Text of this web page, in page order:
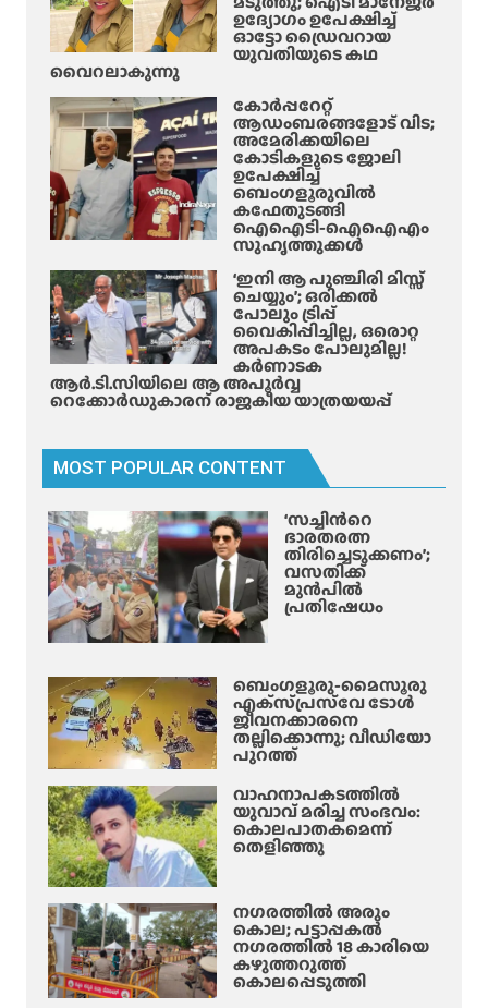
ക
ന
ൽ
ണം
ങ്കി
പി
ടി
ൽ
;
1
4
ദി
വ
ത്തേ
ക്ക്
റി
മാ
ഡ്
ഉദ്യോഗം ഉപേക്ഷിച്ച്
ഓട്ടോ ഡ്രൈവറായ
യുവതിയുടെ കഥ
വൈറലാകുന്നു
കോർപ്പറേറ്റ്
ആഡംബരങ്ങളോട് വിട;
അമേരിക്കയിലെ
കോടികളുടെ ജോലി
ഉപേക്ഷിച്ച്
ബെംഗളൂരുവിൽ
കഫേതുടങ്ങി
ഐഐടി-ഐഐഎം
സുഹൃത്തുക്കൾ
‘ഇനി ആ പുഞ്ചിരി മിസ്സ്
ചെയ്യും’; ഒരിക്കൽ
പോലും ട്രിപ്പ്
വൈകിപ്പിച്ചില്ല, ഒരൊറ്റ
അപകടം പോലുമില്ല!
കർണാടക
ആർ.ടി.സിയിലെ ആ അപൂർവ്വ
റെക്കോർഡുകാരന് രാജകീയ യാത്രയയപ്പ്
MOST POPULAR CONTENT
‘സച്ചിന്‍റെ
ഭാരതരത്ന
തിരിച്ചെടുക്കണം’;
വസതിക്ക്
മുൻപിൽ
പ്രതിഷേധം
ബെംഗളൂരു-മൈസൂരു
എക്‌സ്‌പ്രസ്‌വേ ടോൾ
ജീവനക്കാരനെ
തല്ലിക്കൊന്നു; വീഡിയോ
പുറത്ത്
വാഹനാപകടത്തിൽ
യുവാവ് മരിച്ച സംഭവം:
കൊലപാതകമെന്ന്
തെളിഞ്ഞു
നഗരത്തിൽ അരും
കൊല; പട്ടാപ്പകൽ
നഗരത്തിൽ 18 കാരിയെ
കഴുത്തറുത്ത്
കൊലപ്പെടുത്തി